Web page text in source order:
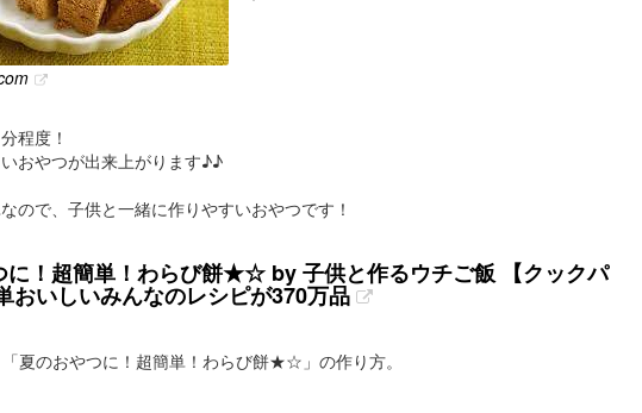
程度！
おやつが出来上がります♪♪
ので、子供と一緒に作りやすいおやつです！
に！超簡単！わらび餅★☆ by 子供と作るウチご飯 【クックパ
おいしいみんなのレシピが370万品
「夏のおやつに！超簡単！わらび餅★☆」の作り方。